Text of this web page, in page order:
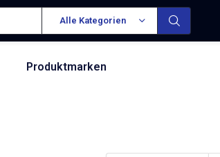
Alle Kategorien
Produktmarken